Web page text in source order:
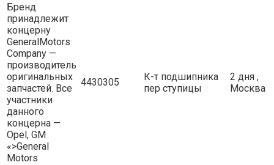
Бренд
принадлежит
концерну
GeneralMotors
Company —
производитель
оригинальных
запчастей. Все
участники
данного
концерна —
Opel, GM
«>General
Motors
4430305
К-т подшипника
пер ступицы
2 дня ,
Москва